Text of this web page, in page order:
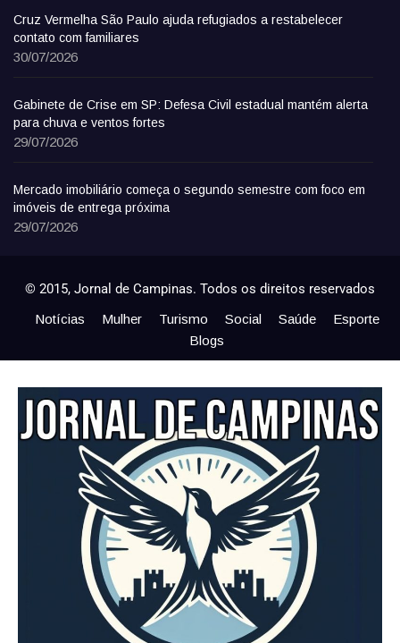
Cruz Vermelha São Paulo ajuda refugiados a restabelecer
contato com familiares
30/07/2026
Gabinete de Crise em SP: Defesa Civil estadual mantém alerta
para chuva e ventos fortes
29/07/2026
Mercado imobiliário começa o segundo semestre com foco em
imóveis de entrega próxima
29/07/2026
© 2015, Jornal de Campinas. Todos os direitos reservados
Notícias Mulher Turismo Social Saúde
Esporte
Blogs